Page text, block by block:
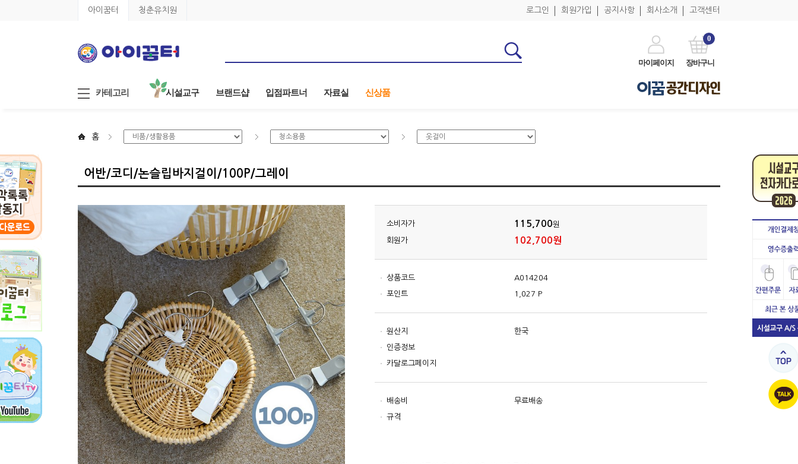
아이꿈터 청춘유치원 로그인 회원가입 공지사항 회사소개 고객센터
마이페이지
0
장바구니
카테고리 시설교구 브랜드샵 입점파트너 자료실 신상품
홈
어반/코디/논슬립바지걸이/100P/그레이
소비자가 115,700원
회원가 102,700원
상품코드 A014204
포인트 1,027 P
원산지 한국
인증정보
카달로그페이지
배송비 무료배송
규격